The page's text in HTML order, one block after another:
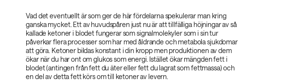
Vad det eventuellt är som ger de här fördelarna spekulerar man kring
ganska mycket. Ett av huvudspåren just nu är att tillfälliga höjningar av så
kallade ketoner i blodet fungerar som signalmolekyler som i sin tur
påverkar flera processer som har med åldrande och metabola sjukdomar
att göra. Ketoner bildas konstant i din kropp men produktionen av dem
ökar när du har ont om glukos som energi. Istället ökar mängden fett i
blodet (antingen från fett du äter eller fett du lagrat som fettmassa) och
en del av detta fett körs om till ketoner av levern.